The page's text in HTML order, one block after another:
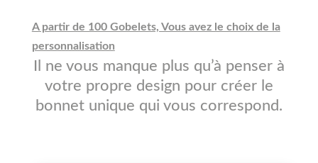
A partir de 100 Gobelets, Vous avez le choix de la
personnalisation
Il ne vous manque plus qu’à penser à
votre propre design pour créer le
bonnet unique qui vous correspond.